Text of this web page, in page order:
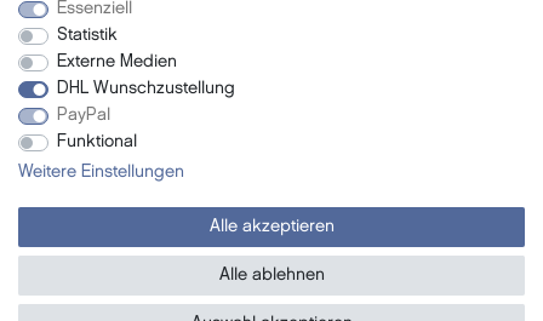
Newsletter
- Neue Beauty Produkte
- Exclusive Angebote
- Promotion-Geschenke
Jetzt abonnieren
Essenziell
Statistik
Externe Medien
DHL Wunschzustellung
PayPal
Funktional
Weitere Einstellungen
Alle akzeptieren
Alle ablehnen